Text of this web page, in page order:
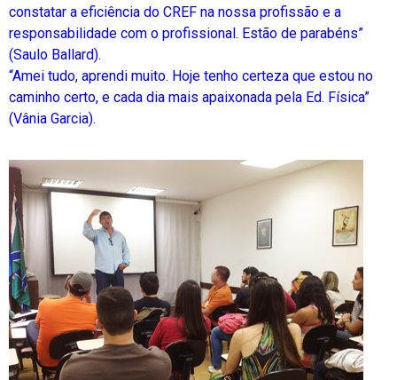
constatar a eficiência do CREF na nossa profissão e a
responsabilidade com o profissional. Estão de parabéns”
(Saulo Ballard).
“Amei tudo, aprendi muito. Hoje tenho certeza que estou no
caminho certo, e cada dia mais apaixonada pela Ed. Física”
(Vânia Garcia).